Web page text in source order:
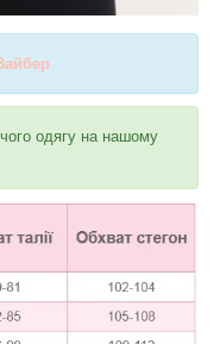
одягу на нашому